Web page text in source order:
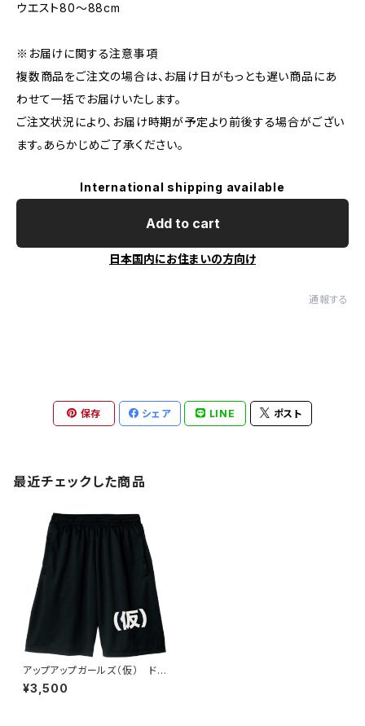
ウエスト80〜88cm
※お届けに関する注意事項
複数商品をご注文の場合は、お届け日がもっとも遅い商品にあ
わせて一括でお届けいたします。
ご注文状況により、お届け時期が予定より前後する場合がござい
ます。あらかじめご了承ください。
International shipping available
Add to cart
日本国内にお住まいの方向け
通報する
保存 シェア LINE ポスト
最近チェックした商品
アップアップガールズ（仮） ドラ
イハーフパンツ
¥3,500